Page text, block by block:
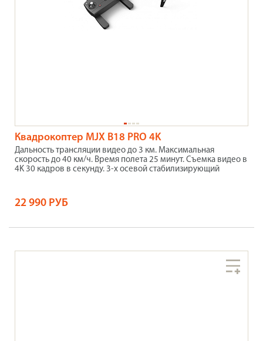
Квадрокоптер MJX B18 PRO 4K
Дальность трансляции видео до 3 км. Максимальная
скорость до 40 км/ч. Время полета 25 минут. Съемка видео в
4K 30 кадров в секунду. 3-х осевой стабилизирующий
22 990 РУБ